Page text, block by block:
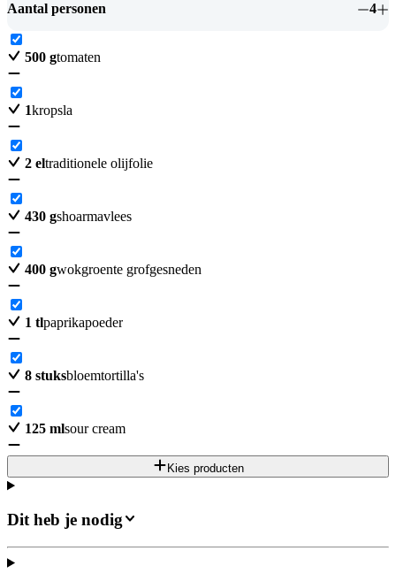
Aantal personen 4
500 gtomaten
1kropsla
2 eltraditionele olijfolie
430 gshoarmavlees
400 gwokgroente grofgesneden
1 tlpaprikapoeder
8 stuksbloemtortilla's
125 mlsour cream
Kies producten
Dit heb je nodig